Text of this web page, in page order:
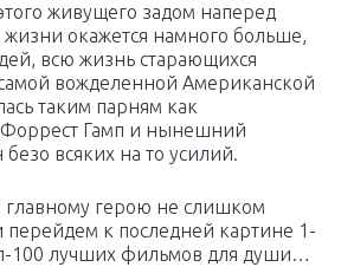
живущего задом наперед
жизни окажется намного больше,
всю жизнь старающихся
самой вожделенной Американской
таким парням как
Гамп и нынешний
всяких на то усилий.
герою не слишком
перейдем к последней картине 1-
100 лучших фильмов для души…